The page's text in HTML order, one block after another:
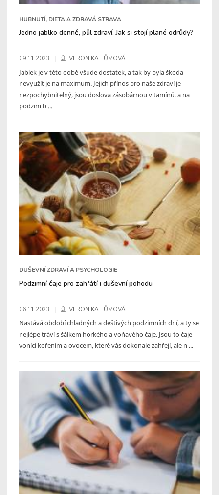
HUBNUTÍ, DIETA A ZDRAVÁ STRAVA
Jedno jablko denně, půl zdraví. Jak si stojí plané odrůdy?
09.11.2023 VERONIKA TŮMOVÁ
Jablek je v této době všude dostatek, a tak by byla škoda
nevyužít je na maximum. Jejich přínos pro naše zdraví je
nezpochybnitelný, jsou doslova zásobárnou vitamínů, a na
podzim b ...
DUŠEVNÍ ZDRAVÍ A PSYCHOLOGIE
Podzimní čaje pro zahřátí i duševní pohodu
06.11.2023 VERONIKA TŮMOVÁ
Nastává období chladných a deštivých podzimních dní, a ty se
nejlépe tráví s šálkem horkého a voňavého čaje. Jsou to čaje
vonící kořením a ovocem, které vás dokonale zahřejí, ale n ...